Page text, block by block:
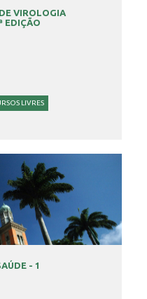
VIROLOGIA
EDIÇÃO
LIVRES
- 1